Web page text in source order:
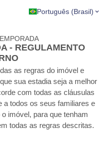
Português (Brasil)
- REGULAMENTO
as regras do imóvel e
sua estadia seja a melhor
com todas as cláusulas
a todos os seus familiares e
imóvel, para que tenham
todas as regras descritas.